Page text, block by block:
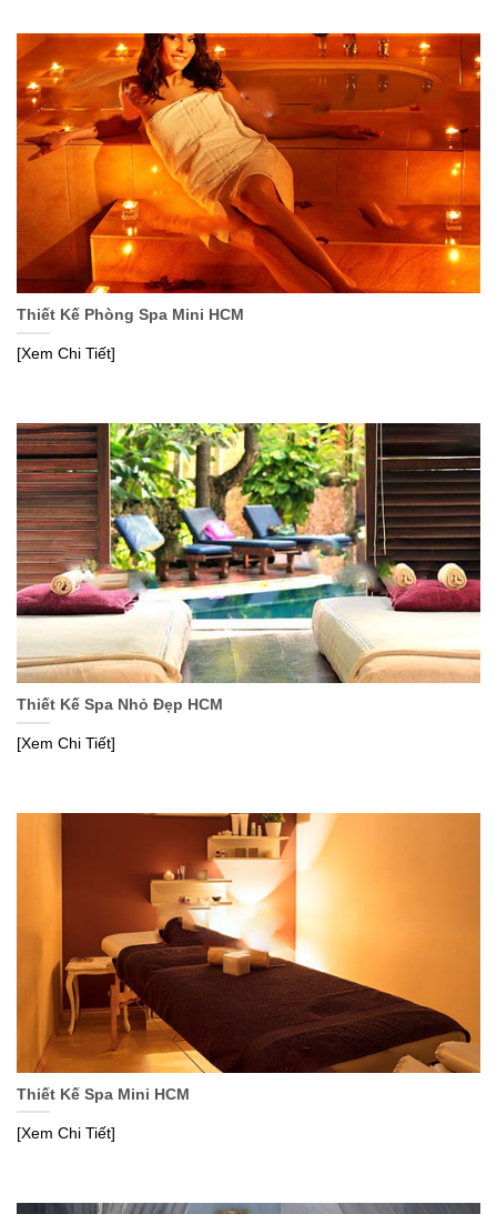
Thiết Kế Phòng Spa Mini HCM
[Xem Chi Tiết]
Thiết Kế Spa Nhỏ Đẹp HCM
[Xem Chi Tiết]
Thiết Kế Spa Mini HCM
[Xem Chi Tiết]